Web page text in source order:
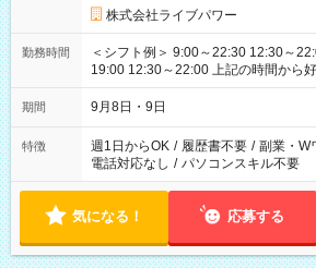
株式会社ライブパワー
勤務時間
＜シフト例＞ 9:00～22:30 12:30～
19:00 12:30～22:00 上記の時間から好きな時間を選べます！ ※
時間は変更となる可能性があります
期間 9月8日・9日
特徴 週1日からOK / 履歴書不要 / 副業・W
電話対応なし / パソコンスキル不要
気になる！ 応募する